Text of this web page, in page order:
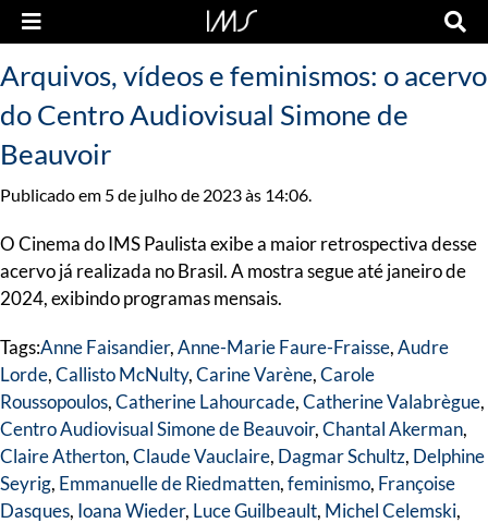
Arquivos, vídeos e feminismos: o acervo
do Centro Audiovisual Simone de
Beauvoir
Publicado em 5 de julho de 2023 às 14:06.
O Cinema do IMS Paulista exibe a maior retrospectiva desse
acervo já realizada no Brasil. A mostra segue até janeiro de
2024, exibindo programas mensais.
Tags:Anne Faisandier,Anne-Marie Faure-Fraisse,Audre
Lorde,Callisto McNulty,Carine Varène,Carole
Roussopoulos,Catherine Lahourcade,Catherine Valabrègue,
Centro Audiovisual Simone de Beauvoir,Chantal Akerman,
Claire Atherton,Claude Vauclaire, Dagmar Schultz, Delphine
Seyrig, Emmanuelle de Riedmatten,feminismo, Françoise
Dasques, Ioana Wieder, Luce Guilbeault, Michel Celemski,